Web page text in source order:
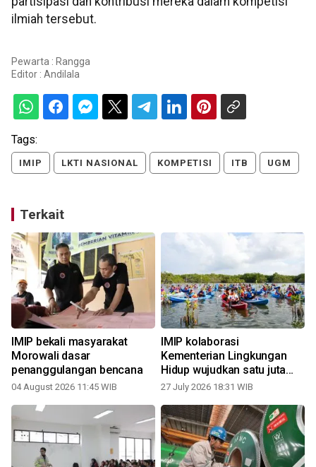
ilmiah tersebut.
Pewarta : Rangga
Editor : Andilala
Tags:
IMIP LKTI NASIONAL KOMPETISI ITB UGM
Terkait
IMIP bekali masyarakat
Morowali dasar
penanggulangan bencana
04 August 2026 11:45 WIB
IMIP kolaborasi
Kementerian Lingkungan
Hidup wujudkan satu juta
mangrove
27 July 2026 18:31 WIB